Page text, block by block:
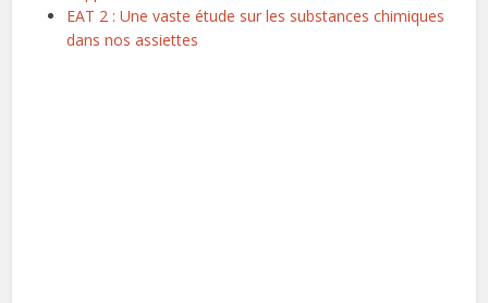
EAT 2 : Une vaste étude sur les substances chimiques
dans nos assiettes